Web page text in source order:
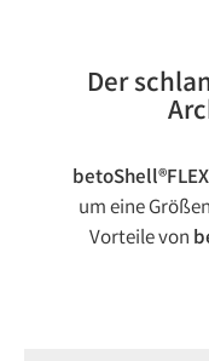
Der
um eine
Vorteile von